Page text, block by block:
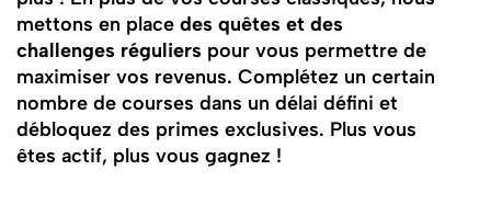
mettons en place des quêtes et des
challenges réguliers pour vous permettre de
maximiser vos revenus. Complétez un certain
nombre de courses dans un délai défini et
débloquez des primes exclusives. Plus vous
êtes actif, plus vous gagnez !